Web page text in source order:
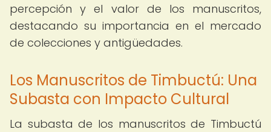
percepción y el valor de los manuscritos,
destacando su importancia en el mercado
de colecciones y antigüedades.
Los Manuscritos de Timbuctú: Una
Subasta con Impacto Cultural
La subasta de los manuscritos de Timbuctú